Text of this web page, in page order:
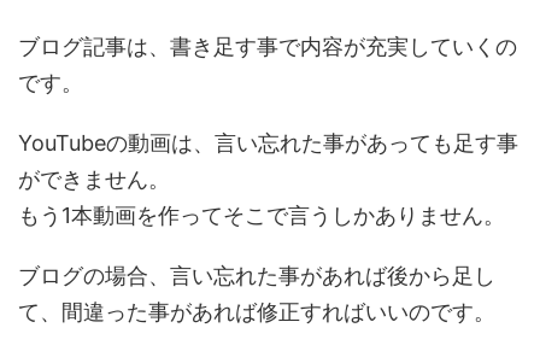
ブログ記事は、書き足す事で内容が充実していくの
です。
YouTubeの動画は、言い忘れた事があっても足す事
ができません。
もう1本動画を作ってそこで言うしかありません。
ブログの場合、言い忘れた事があれば後から足し
て、間違った事があれば修正すればいいのです。